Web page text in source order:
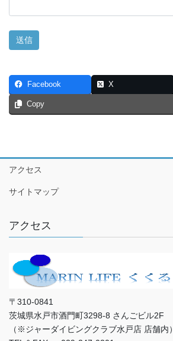
Facebook X
Copy
アクセス
サイトマップ
アクセス
〒310-0841
茨城県水戸市酒門町3298-8 さんごビル2F
（※ジャーダイビングクラブ水戸店 店舗内）